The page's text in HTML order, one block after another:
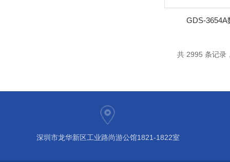
GDS-3654A
共 2995 条记
深圳市龙华新区工业路尚游公馆1821-1822室